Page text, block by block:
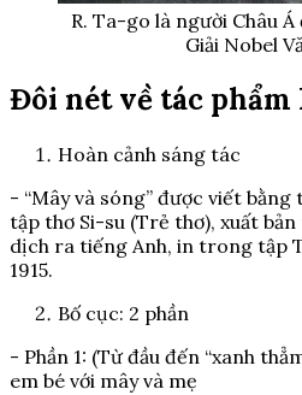
R. Ta-go là người Châu
Giải Nobel
Đôi nét về tác phẩm
Hoàn cảnh sáng tác
- “Mây và sóng” được viết
tập thơ Si-su (Trẻ thơ), xuất
dịch ra tiếng Anh, in trong tập
1915.
Bố cục: 2 phần
- Phần 1: (Từ đầu đến “xanh
em bé với mây và mẹ